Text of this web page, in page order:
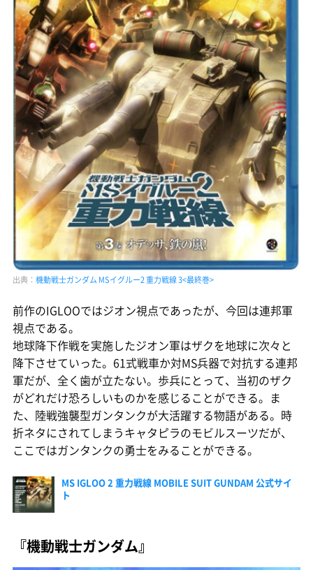
出典： 機動戦士ガンダム MSイグルー2 重力戦線 3<最終巻>
前作のIGLOOではジオン視点であったが、今回は連邦軍
視点である。
地球降下作戦を実施したジオン軍はザクを地球に次々と
降下させていった。61式戦車か対MS兵器で対抗する連邦
軍だが、全く歯が立たない。歩兵にとって、当初のザク
がどれだけ恐ろしいものかを感じることができる。ま
た、陸戦強襲型ガンタンクが大活躍する物語がある。時
折ネタにされてしまうキャタピラのモビルスーツだが、
ここではガンタンクの勇士をみることができる。
MS IGLOO 2 重力戦線 MOBILE SUIT GUNDAM 公式サイ
ト
『機動戦士ガンダム』